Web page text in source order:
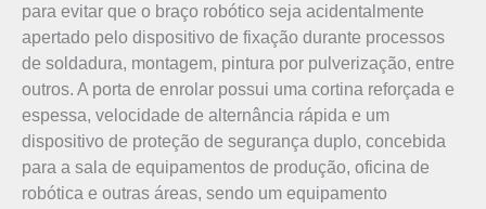
para evitar que o braço robótico seja acidentalmente
apertado pelo dispositivo de fixação durante processos
de soldadura, montagem, pintura por pulverização, entre
outros. A porta de enrolar possui uma cortina reforçada e
espessa, velocidade de alternância rápida e um
dispositivo de proteção de segurança duplo, concebida
para a sala de equipamentos de produção, oficina de
robótica e outras áreas, sendo um equipamento